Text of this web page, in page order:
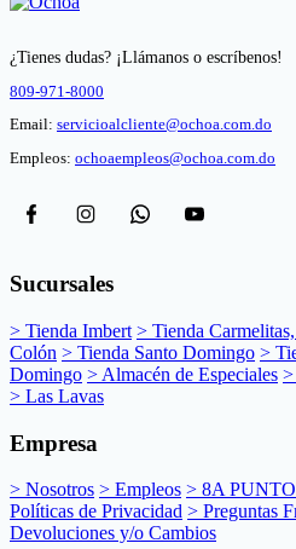
¿Tienes dudas? ¡Llámanos o escríbenos!
809-971-8000
Email: servicioalcliente@ochoa.com.do
Empleos: ochoaempleos@ochoa.com.do
Sucursales
> Tienda Imbert > Tienda
Colón > Tienda Santo Domingo >
Domingo > Almacén de Especiales
> Las Lavas
Empresa
> Nosotros > Empleos > 8A
Políticas de Privacidad > Preguntas
Devoluciones y/o Cambios